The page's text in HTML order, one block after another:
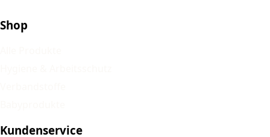
Shop
Kundenservice